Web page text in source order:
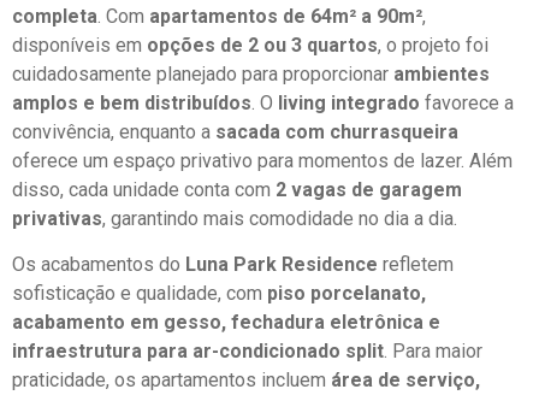
completa . Com apartamentos de 64m² a 90m²,
disponíveis em opções de 2 ou 3 quartos, o projeto foi
cuidadosamente planejado para proporcionar ambientes
amplos e bem distribuídos . O living integrado favorece a
convivência, enquanto a sacada com churrasqueira
oferece um espaço privativo para momentos de lazer. Além
disso, cada unidade conta com 2 vagas de garagem
privativas, garantindo mais comodidade no dia a dia.
Os acabamentos do Luna Park Residence refletem
sofisticação e qualidade, com piso porcelanato,
acabamento em gesso, fechadura eletrônica e
infraestrutura para ar-condicionado split. Para maior
praticidade, os apartamentos incluem área de serviço,